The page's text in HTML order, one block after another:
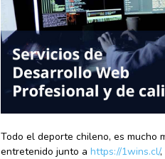
Todo el deporte chileno, es mucho
entretenido junto a https://1wins.cl/,